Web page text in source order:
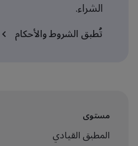
الشراء.
تُطبق الشروط والأحكام
مستوى
المطبق القيادي